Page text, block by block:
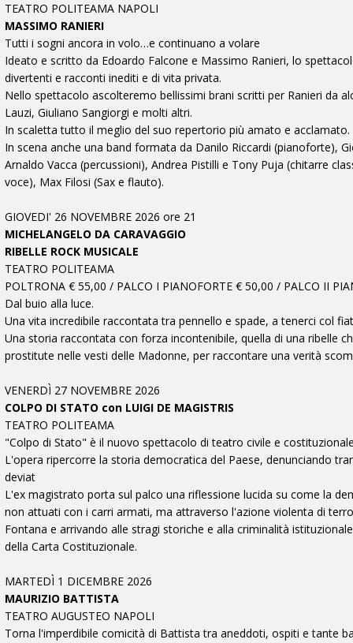
TEATRO POLITEAMA NAPOLI
MASSIMO RANIERI
Tutti i sogni ancora in volo…e continuano a volare
Ideato e scritto da Edoardo Falcone e Massimo Ranieri, lo
divertenti e racconti inediti e di vita privata.
Nello spettacolo ascolteremo bellissimi brani scritti per Ranieri da
Lauzi, Giuliano Sangiorgi e molti altri.
In scaletta tutto il meglio del suo repertorio più amato e acclamato.
In scena anche una band formata da Danilo Riccardi (pianoforte),
Arnaldo Vacca (percussioni), Andrea Pistilli e Tony Puja (chitarre
voce), Max Filosi (Sax e flauto).
GIOVEDI' 26 NOVEMBRE 2026 ore 21
MICHELANGELO DA CARAVAGGIO
RIBELLE ROCK MUSICALE
TEATRO POLITEAMA
POLTRONA € 55,00 / PALCO I PIANOFORTE € 50,00 / PALCO II
Dal buio alla luce.
Una vita incredibile raccontata tra pennello e spade, a tenerci col
Una storia raccontata con forza incontenibile, quella di una ribelle
prostitute nelle vesti delle Madonne, per raccontare una verità
VENERDÌ 27 NOVEMBRE 2026
COLPO DI STATO con LUIGI DE MAGISTRIS
TEATRO POLITEAMA
"Colpo di Stato" è il nuovo spettacolo di teatro civile e
L'opera ripercorre la storia democratica del Paese, denunciando
deviat
L'ex magistrato porta sul palco una riflessione lucida su come la
non attuati con i carri armati, ma attraverso l'azione violenta di
Fontana e arrivando alle stragi storiche e alla criminalità
della Carta Costituzionale.
MARTEDÌ 1 DICEMBRE 2026
MAURIZIO BATTISTA
TEATRO AUGUSTEO NAPOLI
Torna l'imperdibile comicità di Battista tra aneddoti, ospiti e